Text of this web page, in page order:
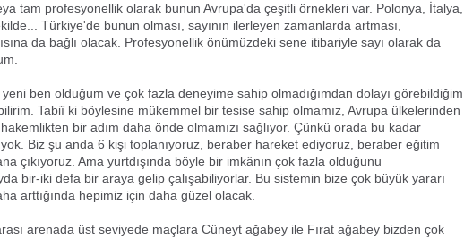
tam profesyonellik olarak bunun Avrupa'da çeşitli örnekleri var. Polonya, İtalya,
Türkiye'de bunun olması, sayının ilerleyen zamanlarda artması,
da bağlı olacak. Profesyonellik önümüzdeki sene itibariyle sayı olarak da
yeni ben olduğum ve çok fazla deneyime sahip olmadığımdan dolayı görebildiğim
Tabiî ki böylesine mükemmel bir tesise sahip olmamız, Avrupa ülkelerinden
bir adım daha önde olmamızı sağlıyor. Çünkü orada bu kadar
yok. Biz şu anda 6 kişi toplanıyoruz, beraber hareket ediyoruz, beraber eğitim
çıkıyoruz. Ama yurtdışında böyle bir imkânın çok fazla olduğunu
bir-iki defa bir araya gelip çalışabiliyorlar. Bu sistemin bize çok büyük yararı
arttığında hepimiz için daha güzel olacak.
arenada üst seviyede maçlara Cüneyt ağabey ile Fırat ağabey bizden çok